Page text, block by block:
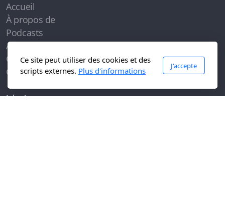
Accueil
À propos de
Podcasts
Articles
Contenus
Contactez-moi
Légal
Ce site peut utiliser des cookies et des
scripts externes. Plus d'informations
J'accepte